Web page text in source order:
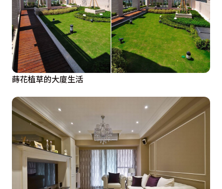
蒔花植草的大廈生活